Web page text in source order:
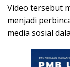
Video tersebut
menjadi
media sosial